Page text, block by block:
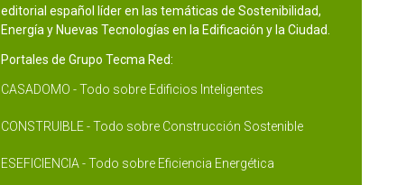
editorial español líder en las temáticas de Sostenibilidad,
Energía y Nuevas Tecnologías en la Edificación y la Ciudad.
Portales de Grupo Tecma Red:
CASADOMO - Todo sobre Edificios Inteligentes
CONSTRUIBLE - Todo sobre Construcción Sostenible
ESEFICIENCIA - Todo sobre Eficiencia Energética